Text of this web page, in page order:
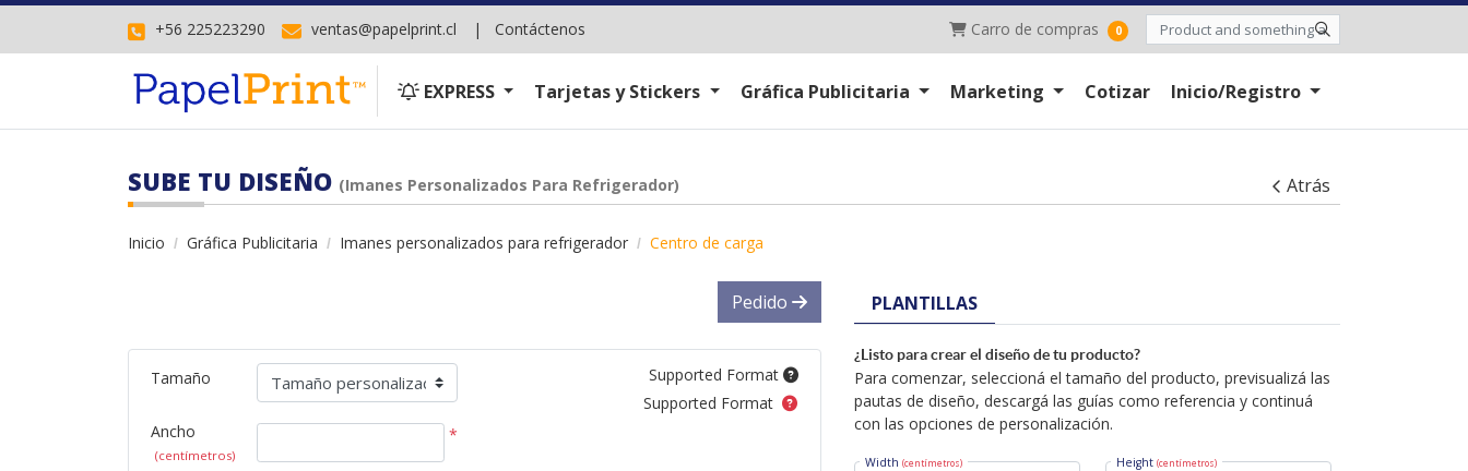
+56 225223290 ventas@papelprint.cl | Contáctenos Carro de compras
Carro de compras 0
EXPRESS
EXPRESS Tarjetas y Stickers Gráfica Publicitaria Marketing Cotizar Inicio/Registro
SUBE TU DISEÑO (Imanes Personalizados Para Refrigerador) Atrás
Inicio Gráfica Publicitaria Imanes personalizados para refrigerador Centro de carga
PLANTILLAS
¿Listo para crear el diseño de tu producto?
Para comenzar, seleccioná el tamaño del producto, previsualizá las
pautas de diseño, descargá las guías como referencia y continuá
con las opciones de personalización.
Width (centímetros) Height (centímetros)
Pedido
Tamaño
Ancho
(centímetros)
*
Supported Format
Supported Format